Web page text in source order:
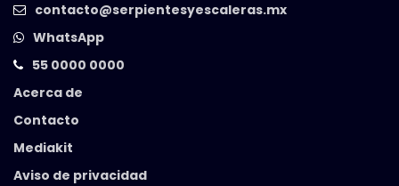
contacto@serpientesyescaleras.mx
WhatsApp
55 0000 0000
Acerca de
Contacto
Mediakit
Aviso de privacidad